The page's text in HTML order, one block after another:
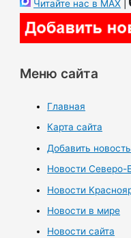
Читайте нас в MAX |
Меню сайта
Главная
Карта сайта
Добавить
Новости Северо-
Новости
Новости в мире
Новости сайта